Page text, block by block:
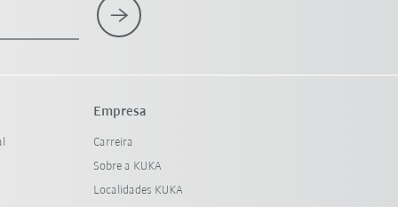
Empresa
Carreira
Sobre a KUKA
Localidades KUKA